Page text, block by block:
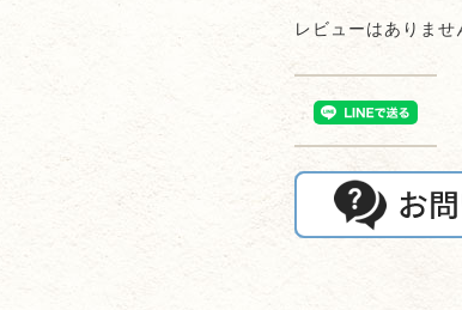
レビューはありませ